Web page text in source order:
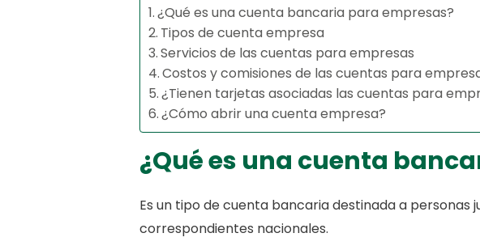
¿Qué es una cuenta bancaria para empresas?
Tipos de cuenta empresa
Servicios de las cuentas para empresas
Costos y comisiones de las cuentas para
¿Tienen tarjetas asociadas las cuentas para
¿Cómo abrir una cuenta empresa?
¿Qué es una cuenta
Es un tipo de cuenta bancaria destinada a
correspondientes nacionales.